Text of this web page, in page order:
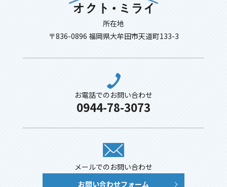
所在地
〒836-0896 福岡県大牟田市天道町133-3
お電話でのお問い合わせ
0944-78-3073
メールでのお問い合わせ
お問い合わせフォーム